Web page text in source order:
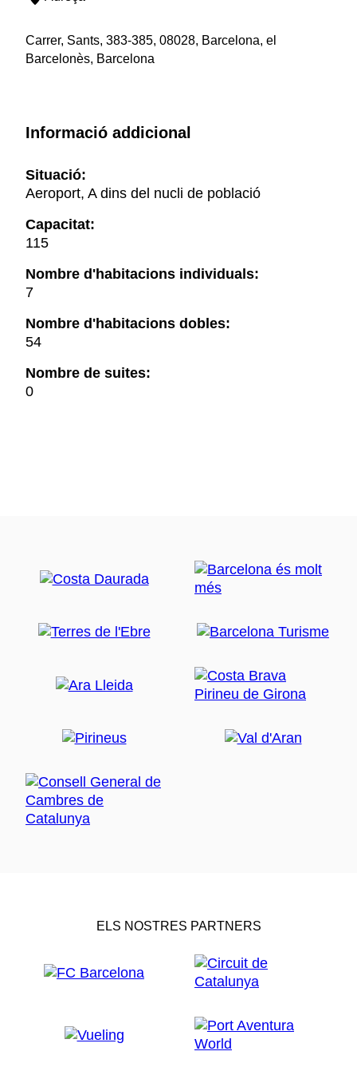
Carrer, Sants, 383-385, 08028, Barcelona, el
Barcelonès, Barcelona
Informació addicional
Situació:
Aeroport, A dins del nucli de població
Capacitat:
115
Nombre d'habitacions individuals:
7
Nombre d'habitacions dobles:
54
Nombre de suites:
0
ELS NOSTRES PARTNERS